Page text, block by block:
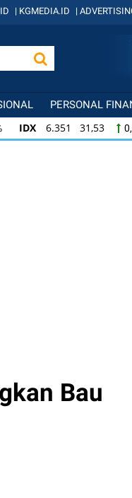
| KGMEDIA.ID |
PERSONAL
IDX 6.351 31,53
IDX 6.351 31,53
Bau